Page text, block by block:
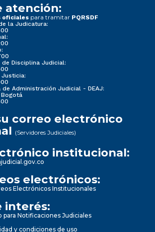
atención:
oficiales para tramitar PQRSDF
la Judicatura:
de Disciplina Judicial:
de Administración Judicial - DEAJ:
correo electrónico
(Servidores Judiciales)
institucional:
electrónicos:
Electrónicos Institucionales
interés:
para Notificaciones Judiciales
y condiciones de uso